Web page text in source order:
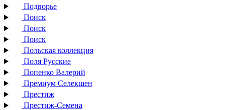
Подворье
Поиск
Поиск
Поиск
Польская коллекция
Поля Русские
Попенко Валерий
Премиум Селекшен
Престиж
Престиж-Семена